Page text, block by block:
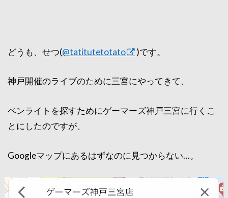
どうも、せつ(@tatitutetotato )です。
神戸開催のライブのために三宮にやってきて、
ペンライトを探すためにゲーマーズ神戸三宮に行くこ
とにしたのですが、
Googleマップにあるはずなのに見つからない…。